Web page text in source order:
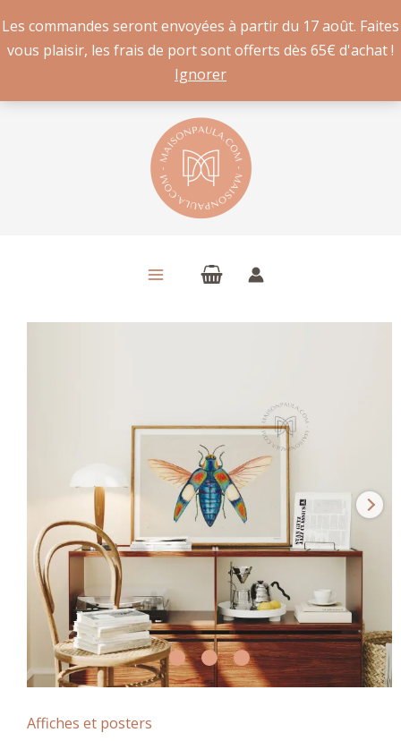
Les commandes seront envoyées à partir du 17 août. Faites
vous plaisir, les frais de port sont offerts dès 65€ d'achat !
Ignorer
Affiches et posters